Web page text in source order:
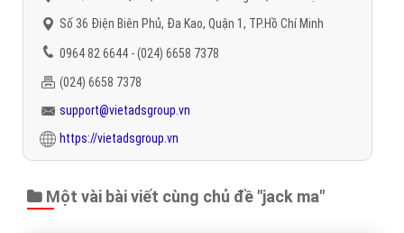
Số 36 Điện Biên Phủ, Đa Kao, Quận 1, TP.Hồ Chí Minh
0964 82 6644 - (024) 6658 7378
(024) 6658 7378
support@vietadsgroup.vn
https://vietadsgroup.vn
Một vài bài viết cùng chủ đề "jack ma"